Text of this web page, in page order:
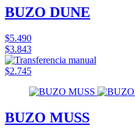
BUZO DUNE
$5.490
$3.843
$2.745
BUZO MUSS